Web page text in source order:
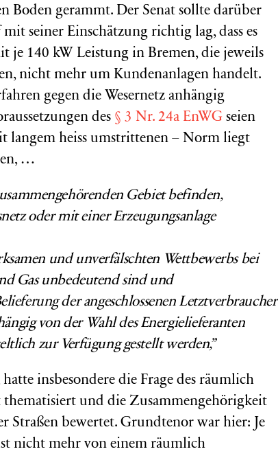
Boden gerammt. Der Senat sollte darüber
seiner Einschätzung richtig lag, dass es
je 140 kW Leistung in Bremen, die jeweils
nicht mehr um Kundenanlagen handelt.
gegen die Wesernetz anhängig
des § 3 Nr. 24a EnWG seien
langem heiss umstrittenen – Norm liegt
…
Gebiet befinden,
oder mit einer Erzeugungsanlage
und unverfälschten Wettbewerbs bei
Gas unbedeutend sind und
der angeschlossenen Letztverbraucher
von der Wahl des Energielieferanten
zur Verfügung gestellt werden,”
insbesondere die Frage des räumlich
thematisiert und die Zusammengehörigkeit
Straßen bewertet. Grundtenor war hier: Je
nicht mehr von einem räumlich